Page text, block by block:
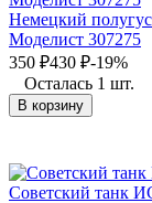
Немецкий
Моделист 307275
350 ₽430 ₽-19%
Осталась 1 шт.
В корзину
Советский танк